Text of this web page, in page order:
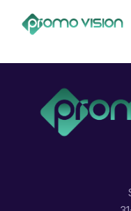
risk high-yield